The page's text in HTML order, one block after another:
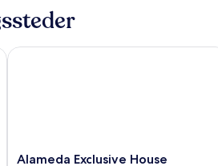
Alameda
Alameda Exclusive House
Alameda Exclusive House